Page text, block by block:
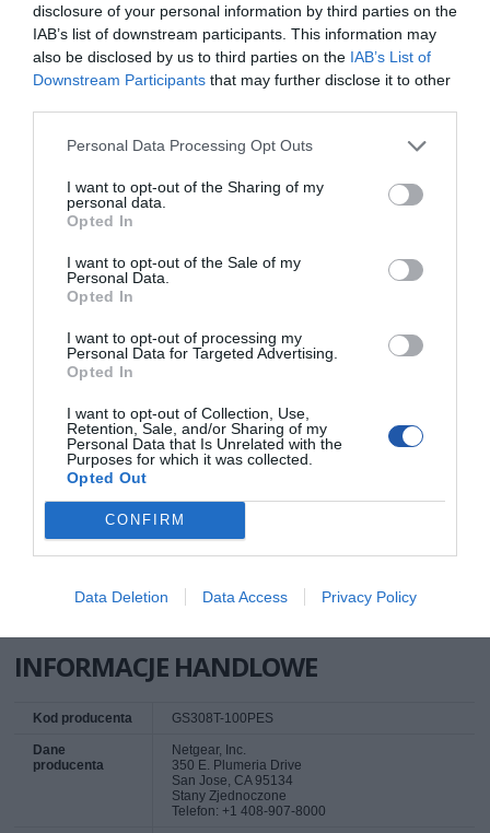
disclosure of your personal information by third parties on the
IAB’s list of downstream participants. This information may
also be disclosed by us to third parties on the IAB’s List of
Downstream Participants that may further disclose it to other
Personal Data Processing Opt Outs
I want to opt-out of the Sharing of my
personal data.
Opted In
I want to opt-out of the Sale of my
Personal Data.
Opted In
I want to opt-out of processing my
Personal Data for Targeted Advertising.
Opted In
I want to opt-out of Collection, Use,
Retention, Sale, and/or Sharing of my
Personal Data that Is Unrelated with the
Purposes for which it was collected.
Opted Out
CONFIRM
Data Deletion Data Access Privacy Policy
przełączania
Prędkość
magistrali wew.
16 GB/s
Warstwa
4
Możliwość
łączenia w stos
Nie
Maksymalny
pobór mocy
Szerokość 158 mm
Głębokość 101 mm
Masa netto 0.41 kg
Kolor
Informacje do
Specyfikacja [LINK]
konfiguracji oraz zmian występujących w procesie produkcyjnym.
INFORMACJE HANDLOWE
Kod producenta GS308T-100PES
Dane
producenta
Netgear, Inc.
350 E. Plumeria Drive
San Jose, CA 95134
Stany Zjednoczone
Telefon: +1 408-907-8000